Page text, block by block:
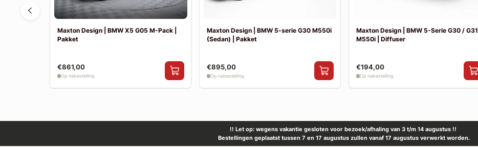
Maxton Design | BMW X5 G05 M-Pack |
Pakket
€861,00
Op nabestelling
Maxton Design | BMW 5-serie G30 M550i
(Sedan) | Pakket
€895,00
Op nabestelling
Maxton Design | BMW 5-Serie G30 / G31
M550i | Diffuser
€194,00
Op nabestelling
!! Let op: wegens vakantie gesloten voor bezoek/afhaling van 3 t/m 14 augustus !!
Bestellingen geplaatst tussen 7 en 17 augustus zullen vanaf 17 augustus verwerkt worden.